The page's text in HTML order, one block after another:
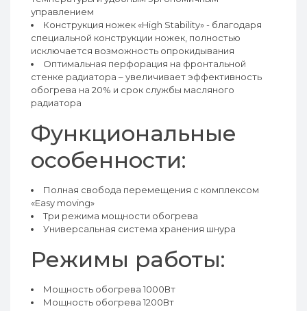
управлением
Конструкция ножек «High Stability» - благодаря
специальной конструкции ножек, полностью
исключается возможность опрокидывания
Оптимальная перфорация на фронтальной
стенке радиатора – увеличивает эффективность
обогрева на 20% и срок службы масляного
радиатора
Функциональные
особенности:
Полная свобода перемещения с комплексом
«Easy moving»
Три режима мощности обогрева
Универсальная система хранения шнура
Режимы работы:
Мощность обогрева 1000Вт
Мощность обогрева 1200Вт